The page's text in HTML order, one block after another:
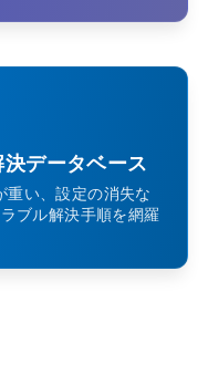
データベース
重い、設定の消失な
ブル解決手順を網羅